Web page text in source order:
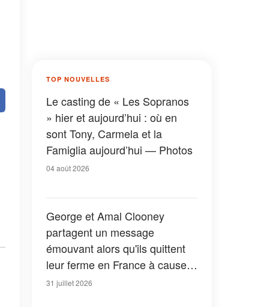
TOP NOUVELLES
Le casting de « Les Sopranos
» hier et aujourd’hui : où en
sont Tony, Carmela et la
Famiglia aujourd’hui — Photos
04 août 2026
George et Amal Clooney
partagent un message
émouvant alors qu'ils quittent
leur ferme en France à cause
des feux de forêt — Tous les
31 juillet 2026